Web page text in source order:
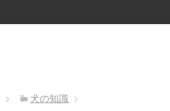
犬の知識